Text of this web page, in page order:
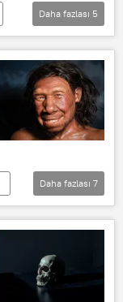
Daha fazlası 5
Daha fazlası 7